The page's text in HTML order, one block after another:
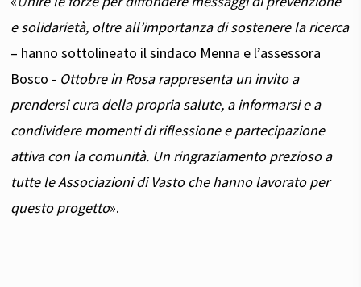
e solidarietà, oltre all’importanza di sostenere la ricerca
– hanno sottolineato il sindaco Menna e l’assessora
Bosco - Ottobre in Rosa rappresenta un invito a
prendersi cura della propria salute, a informarsi e a
condividere momenti di riflessione e partecipazione
attiva con la comunità. Un ringraziamento prezioso a
tutte le Associazioni di Vasto che hanno lavorato per
questo progetto».